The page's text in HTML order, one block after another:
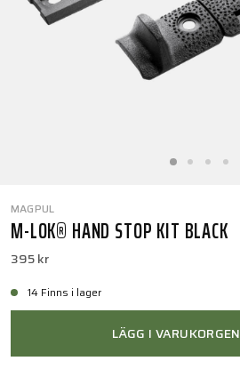
MAGPUL
M-LOK® HAND STOP KIT BLACK
395 kr
14 Finns i lager
LÄGG I VARUKORGEN